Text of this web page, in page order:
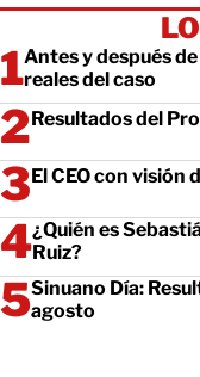
Antes y después
reales del caso
Resultados del
El CEO con visión
¿Quién es
Ruiz?
Sinuano Día:
agosto